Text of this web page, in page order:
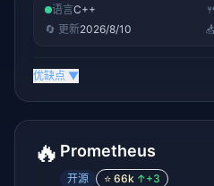
语言C++
🔄 更新2026/8/10
优缺点 ▼
🔥 Prometheus
开源 ⭐ 66k ↑+3